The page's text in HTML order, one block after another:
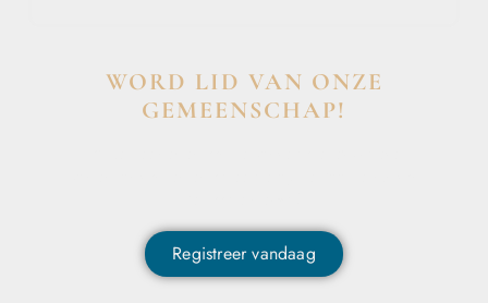
WORD LID VAN ONZE
GEMEENSCHAP!
Registreer vandaag